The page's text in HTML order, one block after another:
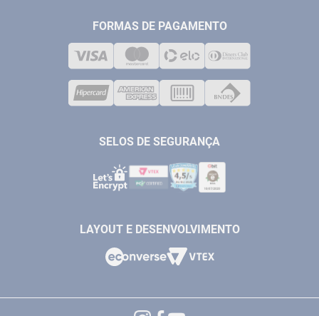
COMPRESSORES
VENDAS ONLINE@ANTFERRAMENTAS.COM.BR
SAC@ANTFERRAMENTAS.COM.BR
FORMAS DE PAGAMENTO
SELOS DE SEGURANÇA
LAYOUT E DESENVOLVIMENTO